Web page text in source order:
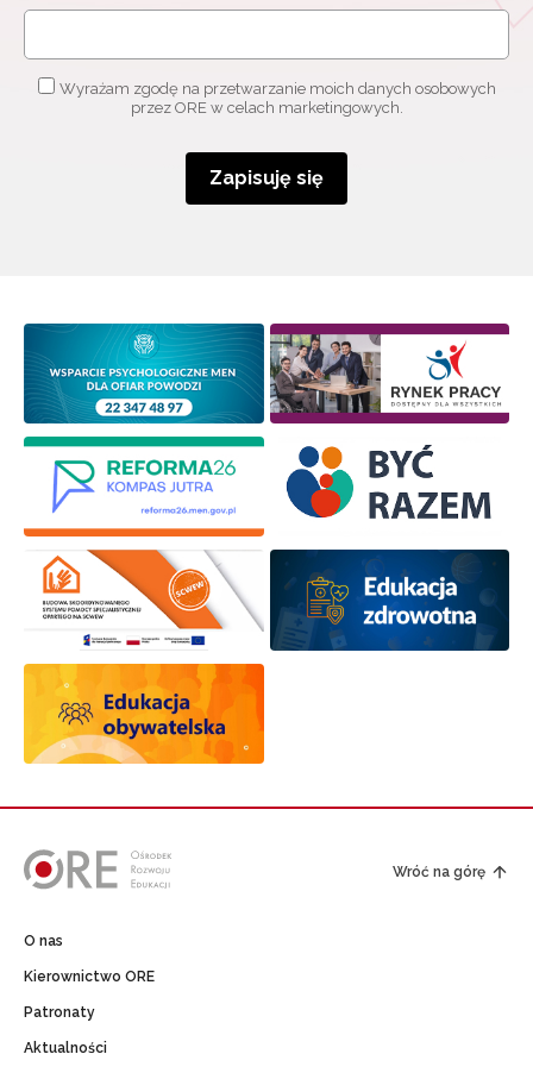
Wyrażam zgodę na przetwarzanie moich danych osobowych
przez ORE w celach marketingowych.
Zapisuję się
Wróć na górę
O nas
Kierownictwo ORE
Patronaty
Aktualności